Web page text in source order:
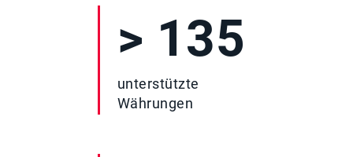
> 135
unterstützte
Währungen